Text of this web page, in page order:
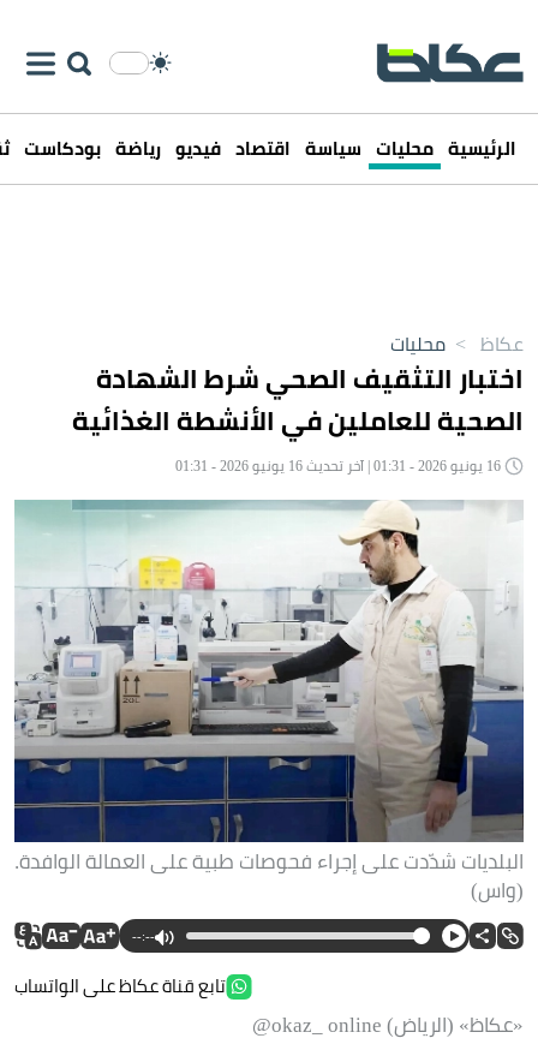
الرئيسية محليات سياسة اقتصاد فيديو رياضة بودكاست
عكاظ > محليات
اختبار التثقيف الصحي شرط الشهادة
الصحية للعاملين في الأنشطة الغذائية
البلديات شدّدت على إجراء فحوصات طبية على العمالة الوافدة.
(واس)
--:--
تابع قناة عكاظ على الواتساب
«عكاظ» (الرياض) okaz_ online@